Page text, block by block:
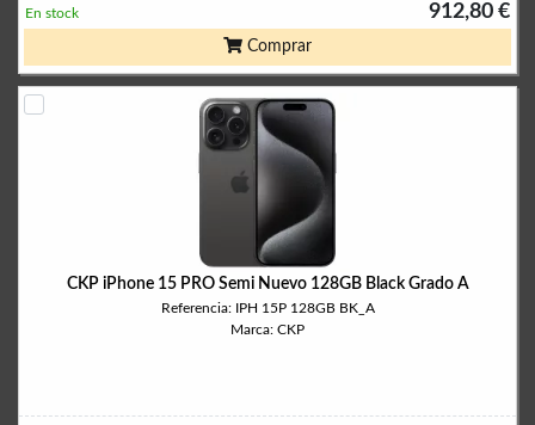
912,80 €
En stock
Comprar
CKP iPhone 15 PRO Semi Nuevo 128GB Black Grado A
Referencia: IPH 15P 128GB BK_A
Marca: CKP